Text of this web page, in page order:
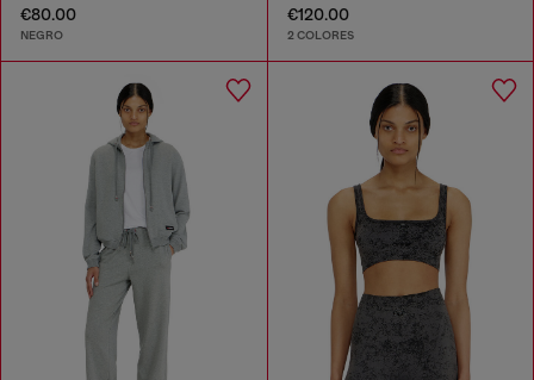
€80.00
NEGRO
€120.00
2 COLORES